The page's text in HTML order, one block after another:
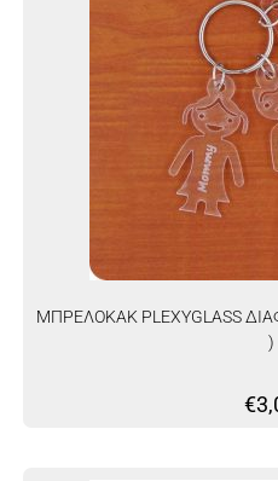
ΜΠΡΕΛΟΚΑΚ PLEXYGLASS
)
€